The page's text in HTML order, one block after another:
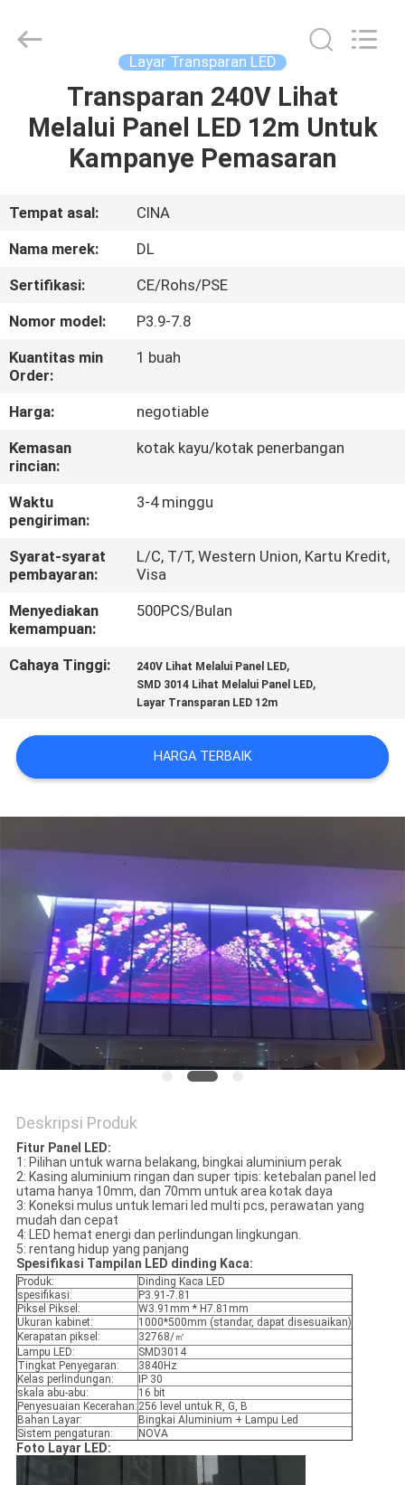
RUMAH
PRODUK
TAMPILAN
VR
TENTANG
KAMI
TUR
PABRIK
KONTROL
KUALITAS
HUBUNGI
BERITA
PERMINTAAN
PENAWARAN
PRIVACY
POLICY
LED
Co.,Ltd.
Layar Transparan LED
Transparan 240V Lihat
Melalui Panel LED 12m Untuk
Kampanye Pemasaran
Tempat asal:
CINA
Nama merek:
DL
Sertifikasi:
CE/Rohs/PSE
Nomor model:
P3.9-7.8
Kuantitas min
Order:
1 buah
Harga:
negotiable
Kemasan
rincian:
kotak kayu/kotak penerbangan
Waktu
pengiriman:
3-4 minggu
Syarat-syarat
pembayaran:
L/C, T/T, Western Union, Kartu Kredit,
Visa
Menyediakan
kemampuan:
500PCS/Bulan
Cahaya Tinggi: 240V Lihat Melalui Panel LED,
SMD 3014 Lihat Melalui Panel LED,
Layar Transparan LED 12m
HARGA TERBAIK
Deskripsi Produk
Fitur Panel LED:
1: Pilihan untuk warna belakang, bingkai aluminium perak
2: Kasing aluminium ringan dan super tipis: ketebalan panel led
utama hanya 10mm, dan 70mm untuk area kotak daya
3: Koneksi mulus untuk lemari led multi pcs, perawatan yang
mudah dan cepat
4: LED hemat energi dan perlindungan lingkungan.
5: rentang hidup yang panjang
Spesifikasi Tampilan LED dinding Kaca:
Produk:
Dinding Kaca LED
spesifikasi:
P3.91-7.81
Piksel Piksel:
W3.91mm * H7.81mm
Ukuran kabinet:
1000*500mm (standar, dapat disesuaikan)
Kerapatan piksel:
32768/㎡
Lampu LED:
SMD3014
Tingkat Penyegaran:
3840Hz
Kelas perlindungan:
IP 30
skala abu-abu:
16 bit
Penyesuaian Kecerahan: 256 level untuk R, G, B
Bahan Layar:
Bingkai Aluminium + Lampu Led
Sistem pengaturan:
NOVA
Foto Layar LED: